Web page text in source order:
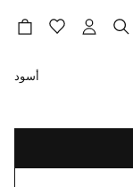
أسود